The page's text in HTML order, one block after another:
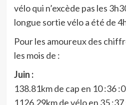
vélo qui n’excède pas les
longue sortie vélo a été de
Pour les amoureux des
les mois de :
Juin :
138.81km de cap en 10 :36
1126.29km de vélo en 35 :37